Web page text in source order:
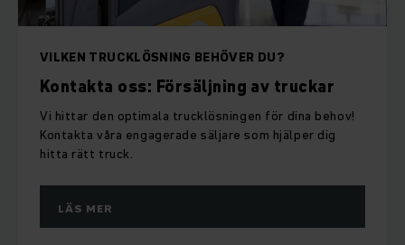
VILKEN TRUCKLÖSNING BEHÖVER DU?
Kontakta oss: Försäljning av truckar
Vi hittar den optimala trucklösningen för dina behov!
Kontakta våra engagerade säljare som hjälper dig
hitta rätt truck.
LÄS MER